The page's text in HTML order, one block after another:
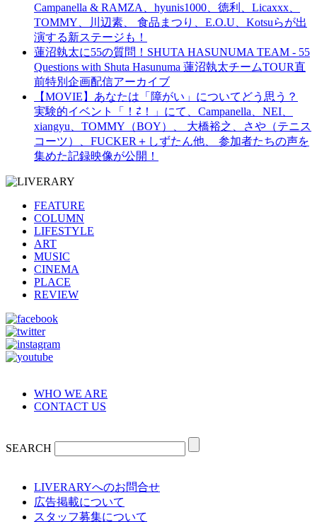
Campanella & RAMZA、hyunis1000、徳利、Licaxxx、
TOMMY、川辺素、 食品まつり、E.O.U、Kotsuらが出
演する新ステージも！
蓮沼執太に55の質問！SHUTA HASUNUMA TEAM - 55
Questions with Shuta Hasunuma 蓮沼執太チームTOUR直
前特別企画配信アーカイブ
【MOVIE】あなたは「障がい」についてどう思う？
実験的イベント「！⇄！」にて、Campanella、NEI、
xiangyu、TOMMY（BOY）、 大橋裕之、さや（テニス
コーツ）、FUCKER＋しずたん他、 参加者たちの声を
集めた記録映像が公開！
FEATURE
COLUMN
LIFESTYLE
ART
MUSIC
CINEMA
PLACE
REVIEW
WHO WE ARE
CONTACT US
SEARCH
LIVERARYへのお問合せ
広告掲載について
スタッフ募集について